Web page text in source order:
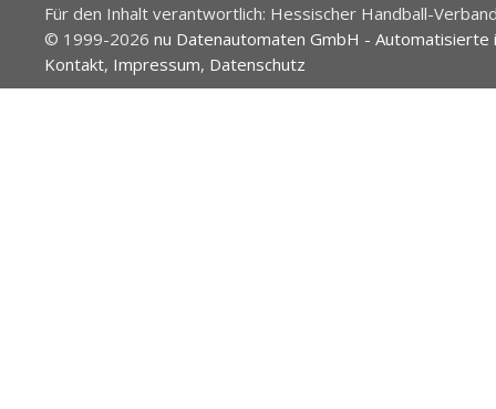
Für den Inhalt verantwortlich: Hessischer Handball-
© 1999-2026 nu Datenautomaten GmbH -
Kontakt, Impressum, Datenschutz